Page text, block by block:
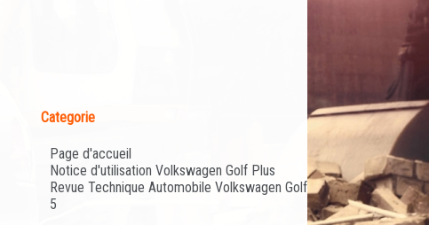
Categorie
Page d'accueil
Notice d'utilisation Volkswagen Golf Plus
Revue Technique Automobile Volkswagen Golf
5